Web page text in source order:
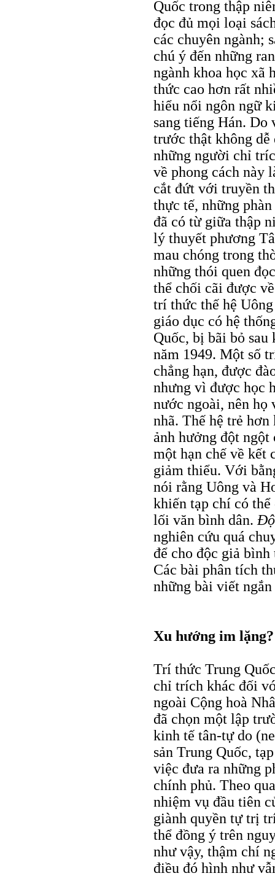
Quốc trong thập
đọc đủ mọi loại
các chuyên ngành;
chú ý đến những
ngành khoa học xã
thức cao hơn rất
hiểu nổi ngôn ngữ
sang tiếng Hán. Do
trước thật không dễ
những người chỉ
về phong cách này
cắt đứt với truyền
thực tế, những
đã có từ giữa thập
lý thuyết phương
mau chóng trong
những thói quen
thể chối cãi được
trí thức thế hệ
giáo dục có hệ
Quốc, bị bãi bỏ
năm 1949. Một số
chẳng hạn, được
nhưng vì được học
nước ngoài, nên họ
nhã. Thế hệ trẻ hơn
ảnh hưởng đột ngột
một hạn chế về kết
giảm thiểu. Với
nói rằng Uông và
khiến tạp chí có
lối văn bình dân.
nghiên cứu quá
để cho độc giả
Các bài phân tích
những bài viết ngắn
Xu hướng im lặng?
Trí thức Trung
chỉ trích khác đối
ngoài Cộng hoà
đã chọn một lập
kinh tế tân-tự do
sản Trung Quốc,
việc đưa ra những
chính phủ. Theo
nhiệm vụ đầu tiên
giành quyền tự trị
thể đồng ý trên
như vậy, thậm chí
điều đó hình như